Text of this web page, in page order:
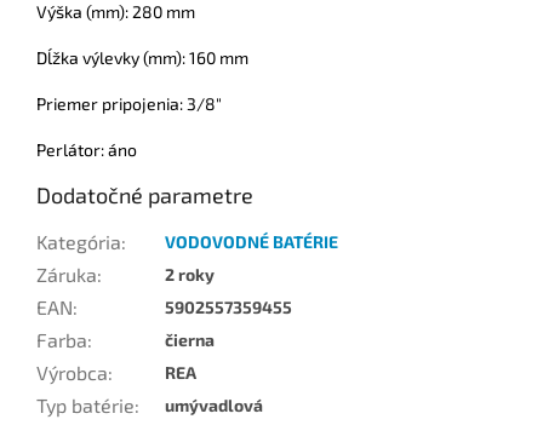
Výška (mm):280 mm
Dĺžka výlevky (mm):160 mm
Priemer pripojenia:3/8"
Perlátor:áno
Dodatočné parametre
Kategória: VODOVODNÉ BATÉRIE
Záruka: 2 roky
EAN: 5902557359455
Farba: čierna
Výrobca: REA
Typ batérie: umývadlová